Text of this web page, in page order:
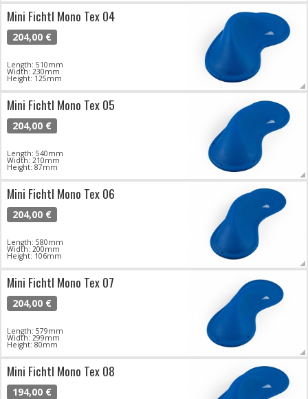
Mini Fichtl Mono Tex 04
204,00 €
Length: 510mm
Width: 230mm
Height: 125mm
Mini Fichtl Mono Tex 05
204,00 €
Length: 540mm
Width: 210mm
Height: 87mm
Mini Fichtl Mono Tex 06
204,00 €
Length: 580mm
Width: 200mm
Height: 106mm
Mini Fichtl Mono Tex 07
204,00 €
Length: 579mm
Width: 299mm
Height: 80mm
Mini Fichtl Mono Tex 08
194,00 €